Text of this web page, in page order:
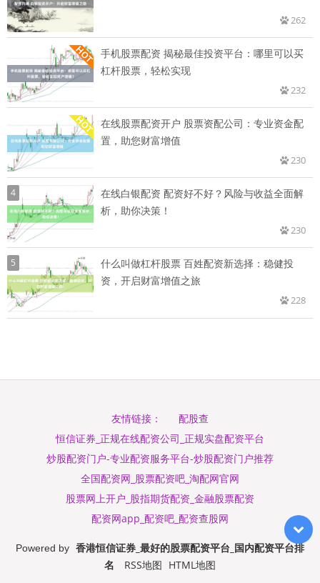
262
手机股票配资 揭秘最佳投资平台：哪里可以买
杠杆股票，轻松实现
232
在线股票配资开户 股票资配公司：专业资金配
置，助您财富增值
230
4
在线白银配资 配资好不好？风险与收益全面解
析，助你决策！
230
5
什么叫做杠杆股票 百姓配资新选择：稳健投
资，开启财富增值之旅
228
友情链接：
配股查
恒信证券_正规在线配资公司_正规实盘配资平台
炒股配资门户-专业配资服务平台-炒股配资门户推荐
全国配资网_股票配资吧_淘配网官网
股票网上开户_股指期货配资_金融股票配资
配资网app_配资吧_配资查股网
Powered by 香港恒信证券_最好的股票配资平台_国内配资平台排
名
RSS地图 HTML地图